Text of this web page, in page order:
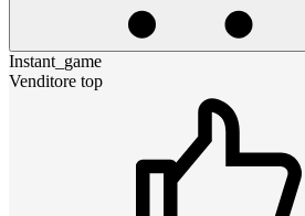
Instant_game
Venditore top